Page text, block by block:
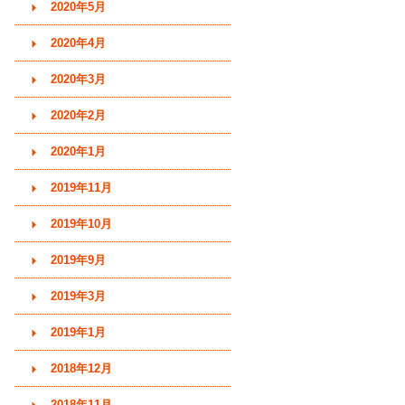
2020年5月
2020年4月
2020年3月
2020年2月
2020年1月
2019年11月
2019年10月
2019年9月
2019年3月
2019年1月
2018年12月